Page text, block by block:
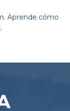
Aprende cómo